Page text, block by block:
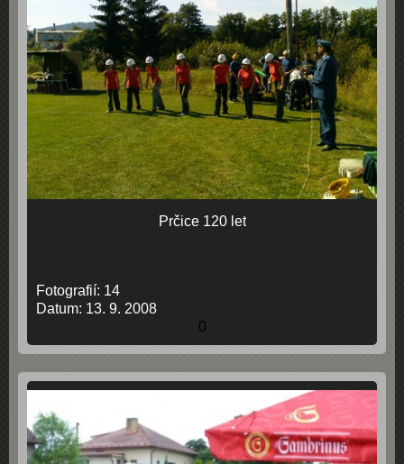
Prčice 120 let
Fotografií: 14
Datum: 13. 9. 2008
0